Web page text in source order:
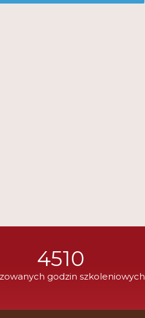
4510
godzin szkoleniowych